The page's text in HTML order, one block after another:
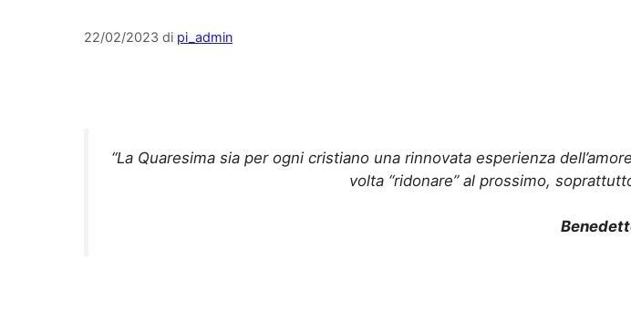
22/02/2023 di pi_admin
“La Quaresima sia per ogni cristiano una rinnovata esperienza
volta “ridonare” al prossimo,